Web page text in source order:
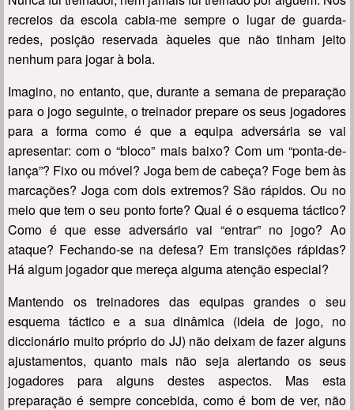
recreios da escola cabia-me sempre o lugar de guarda-
redes, posição reservada àqueles que não tinham jeito
nenhum para jogar à bola.
Imagino, no entanto, que, durante a semana de preparação
para o jogo seguinte, o treinador prepare os seus jogadores
para a forma como é que a equipa adversária se vai
apresentar: com o “bloco” mais baixo? Com um “ponta-de-
lança”? Fixo ou móvel? Joga bem de cabeça? Foge bem às
marcações? Joga com dois extremos? São rápidos. Ou no
meio que tem o seu ponto forte? Qual é o esquema táctico?
Como é que esse adversário vai “entrar” no jogo? Ao
ataque? Fechando-se na defesa? Em transições rápidas?
Há algum jogador que mereça alguma atenção especial?
Mantendo os treinadores das equipas grandes o seu
esquema táctico e a sua dinâmica (ideia de jogo, no
diccionário muito próprio do JJ) não deixam de fazer alguns
ajustamentos, quanto mais não seja alertando os seus
jogadores para alguns destes aspectos. Mas esta
preparação é sempre concebida, como é bom de ver, não